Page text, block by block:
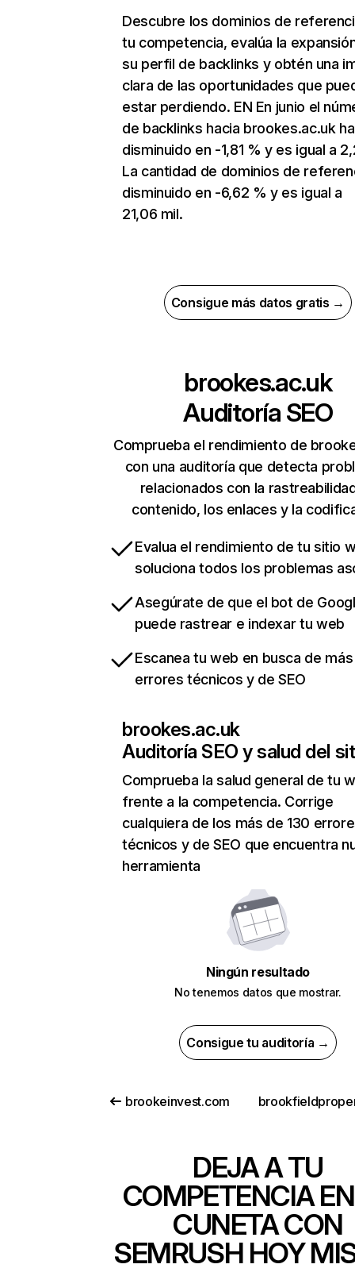
Descubre los dominios de
tu competencia, evalúa la
su perfil de backlinks y obtén una
clara de las oportunidades que
estar perdiendo. EN En junio el
de backlinks hacia brookes.ac.uk ha
disminuido en -1,81 % y es igual a
La cantidad de dominios de
disminuido en -6,62 % y es igual a
21,06 mil.
Consigue más datos gratis →
brookes.ac.uk
Auditoría SEO
Comprueba el rendimiento de
con una auditoría que detecta
relacionados con la
contenido, los enlaces y la
Evalua el rendimiento de tu sitio
soluciona todos los problemas
Asegúrate de que el bot de
puede rastrear e indexar tu web
Escanea tu web en busca de
errores técnicos y de SEO
brookes.ac.uk
Auditoría SEO y salud del
Comprueba la salud general de tu
frente a la competencia. Corrige
cualquiera de los más de 130
técnicos y de SEO que encuentra
herramienta
Ningún resultado
No tenemos datos que mostrar.
Consigue tu auditoría →
brookeinvest.com
DEJA A TU
COMPETENCIA
CUNETA CON
SEMRUSH HOY